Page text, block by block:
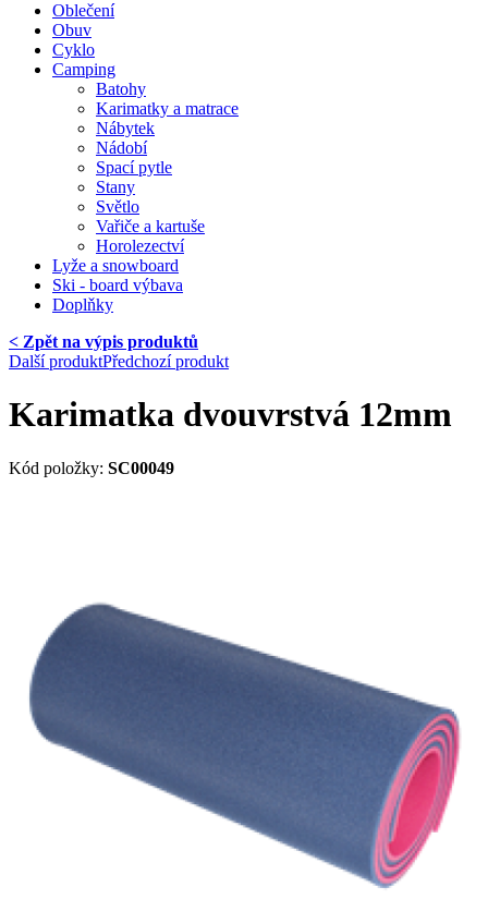
Oblečení
Obuv
Cyklo
Camping
Batohy
Karimatky a matrace
Nábytek
Nádobí
Spací pytle
Stany
Světlo
Vařiče a kartuše
Horolezectví
Lyže a snowboard
Ski - board výbava
Doplňky
< Zpět na výpis produktů
Další produktPředchozí produkt
Karimatka dvouvrstvá 12mm
Kód položky: SC00049